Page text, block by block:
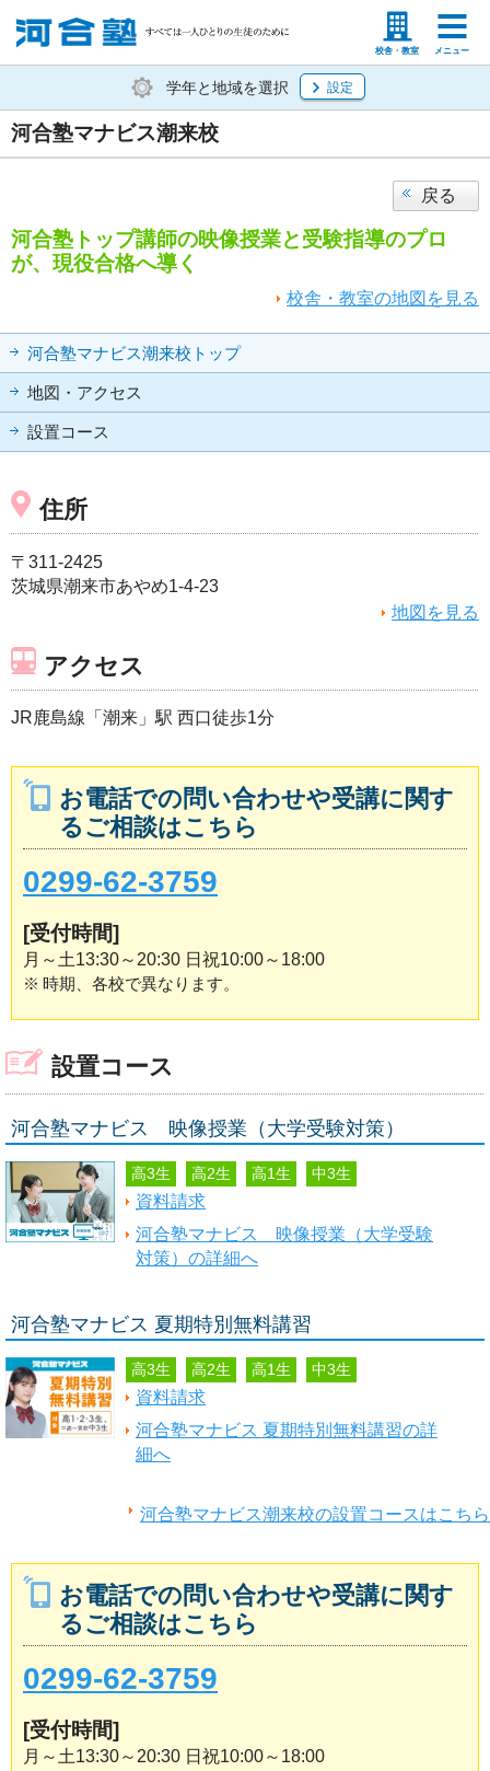
校舎・教室 メニュー
塾生の方 高等学校の先生
学年と地域を選択 設定
河合塾マナビス潮来校
戻る
河合塾トップ講師の映像授業と受験指導のプロ
が、現役合格へ導く
校舎・教室の地図を見る
河合塾マナビス潮来校トップ
地図・アクセス
設置コース
住所
〒311-2425
茨城県潮来市あやめ1-4-23
地図を見る
アクセス
JR鹿島線「潮来」駅 西口徒歩1分
お電話での問い合わせや受講に関す
るご相談はこちら
0299-62-3759
[受付時間]
月～土13:30～20:30 日祝10:00～18:00
※ 時期、各校で異なります。
設置コース
河合塾マナビス潮来校の設置コースはこちら
河合塾マナビス 映像授業（大学受験対策）
高3生 高2生 高1生 中3生
資料請求
河合塾マナビス 映像授業（大学受験
対策）の詳細へ
河合塾マナビス 夏期特別無料講習
高3生 高2生 高1生 中3生
資料請求
河合塾マナビス 夏期特別無料講習の詳
細へ
お電話での問い合わせや受講に関す
るご相談はこちら
0299-62-3759
[受付時間]
月～土13:30～20:30 日祝10:00～18:00